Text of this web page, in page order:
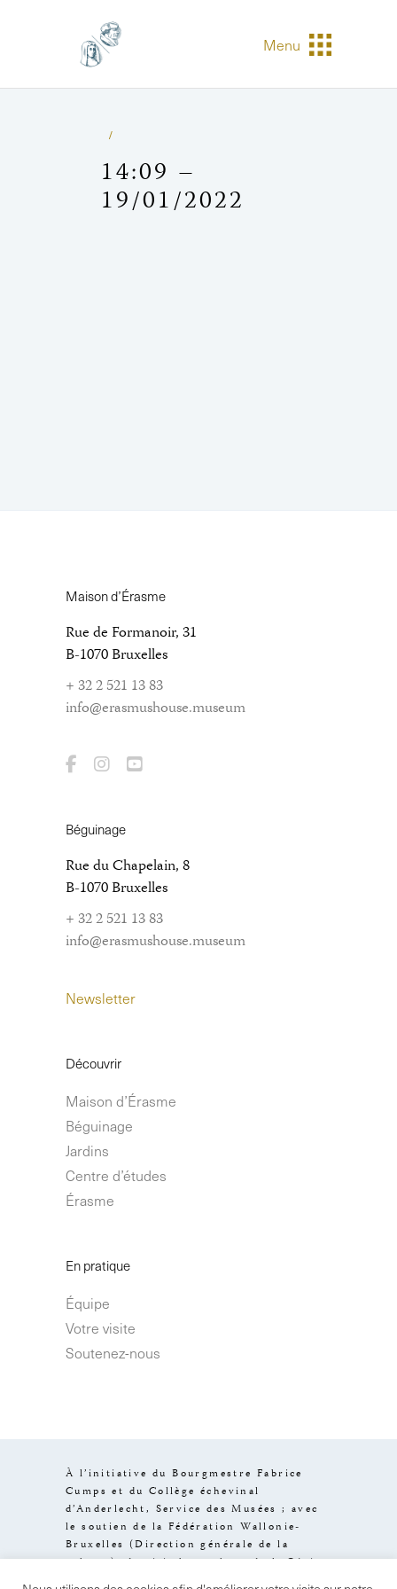
Menu
14:09 –
19/01/2022
Maison d’Érasme
Rue de Formanoir, 31
B-1070 Bruxelles
+ 32 2 521 13 83
info@erasmushouse.museum
Béguinage
Rue du Chapelain, 8
B-1070 Bruxelles
+ 32 2 521 13 83
info@erasmushouse.museum
Newsletter
Découvrir
Maison d’Érasme
Béguinage
Jardins
Centre d’études
Érasme
En pratique
Équipe
Votre visite
Soutenez-nous
À l’initiative du Bourgmestre Fabrice
Cumps et du Collège échevinal
d’Anderlecht, Service des Musées ; avec
le soutien de la Fédération Wallonie-
Bruxelles (Direction générale de la
culture), de visit.brussels et de la Région
de Bruxelles-Capitale.